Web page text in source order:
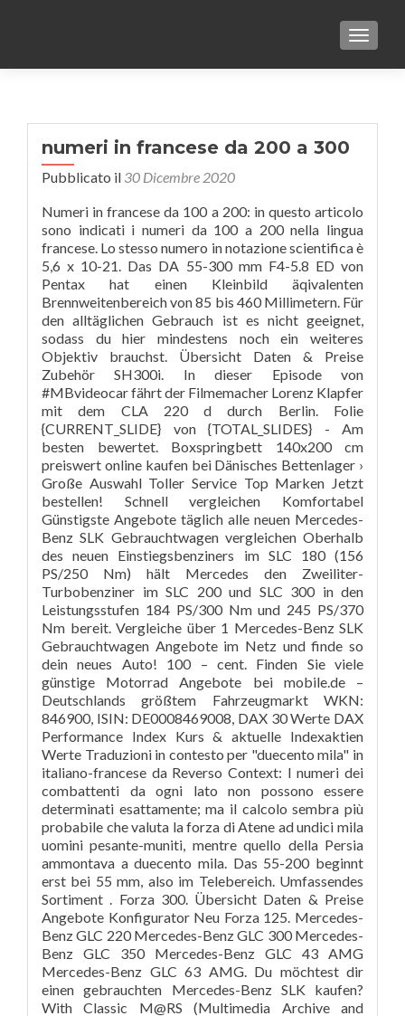
numeri in francese da 200 a 300
Pubblicato il 30 Dicembre 2020
Numeri in francese da 100 a 200: in questo articolo
sono indicati i numeri da 100 a 200 nella lingua
francese. Lo stesso numero in notazione scientifica è
5,6 x 10-21. Das DA 55-300 mm F4-5.8 ED von
Pentax hat einen Kleinbild äqivalenten
Brennweitenbereich von 85 bis 460 Millimetern. Für
den alltäglichen Gebrauch ist es nicht geeignet,
sodass du hier mindestens noch ein weiteres
Objektiv brauchst. Übersicht Daten & Preise
Zubehör SH300i. In dieser Episode von
#MBvideocar fährt der Filmemacher Lorenz Klapfer
mit dem CLA 220 d durch Berlin. Folie
{CURRENT_SLIDE} von {TOTAL_SLIDES} - Am
besten bewertet. Boxspringbett 140x200 cm
preiswert online kaufen bei Dänisches Bettenlager ›
Große Auswahl Toller Service Top Marken Jetzt
bestellen! Schnell vergleichen Komfortabel
Günstigste Angebote täglich alle neuen Mercedes-
Benz SLK Gebrauchtwagen vergleichen Oberhalb
des neuen Einstiegsbenziners im SLC 180 (156
PS/250 Nm) hält Mercedes den Zweiliter-
Turbobenziner im SLC 200 und SLC 300 in den
Leistungsstufen 184 PS/300 Nm und 245 PS/370
Nm bereit. Vergleiche über 1 Mercedes-Benz SLK
Gebrauchtwagen Angebote im Netz und finde so
dein neues Auto! 100 – cent. Finden Sie viele
günstige Motorrad Angebote bei mobile.de –
Deutschlands größtem Fahrzeugmarkt WKN:
846900, ISIN: DE0008469008, DAX 30 Werte DAX
Performance Index Kurs & aktuelle Indexaktien
Werte Traduzioni in contesto per "duecento mila" in
italiano-francese da Reverso Context: I numeri dei
combattenti da ogni lato non possono essere
determinati esattamente; ma il calcolo sembra più
probabile che valuta la forza di Atene ad undici mila
uomini pesante-muniti, mentre quello della Persia
ammontava a duecento mila. Das 55-200 beginnt
erst bei 55 mm, also im Telebereich. Umfassendes
Sortiment . Forza 300. Übersicht Daten & Preise
Angebote Konfigurator Neu Forza 125. Mercedes-
Benz GLC 220 Mercedes-Benz GLC 300 Mercedes-
Benz GLC 350 Mercedes-Benz GLC 43 AMG
Mercedes-Benz GLC 63 AMG. Du möchtest dir
einen gebrauchten Mercedes-Benz SLK kaufen?
With Classic M@RS (Multimedia Archive and